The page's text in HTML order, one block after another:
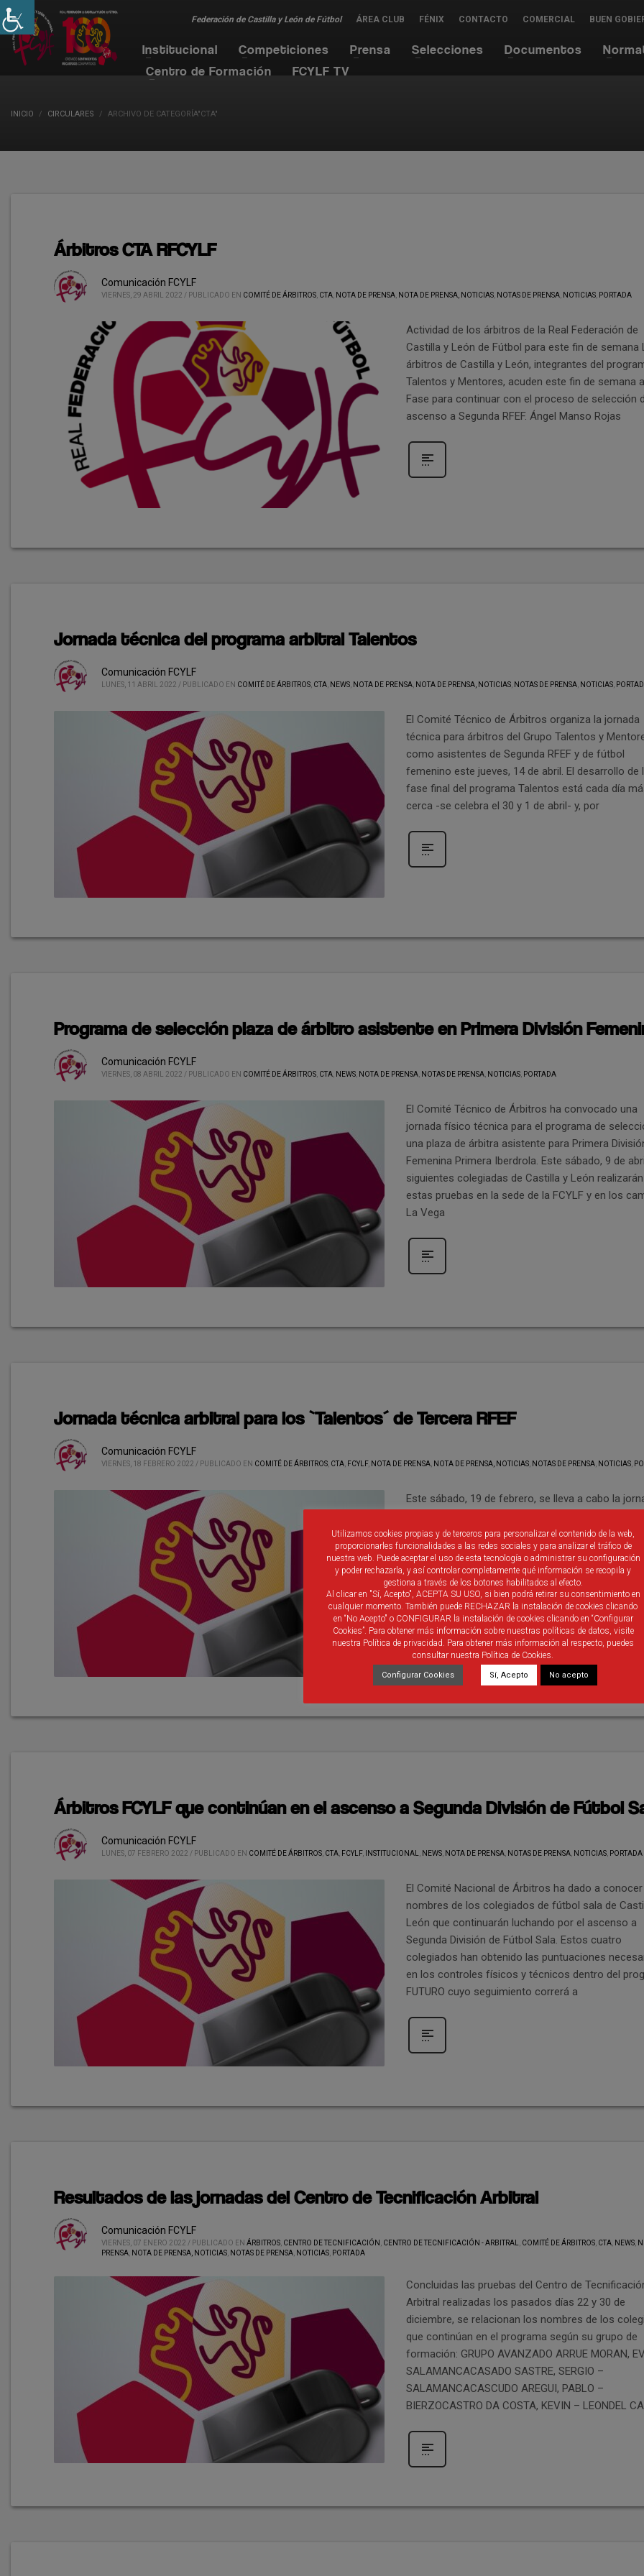
Federación de Castilla y León de Fútbol ÁREA CLUB FÉNIX CONTACTO COMERCIAL BUEN
Institucional Competiciones Prensa Selecciones Documentos
Centro de Formación
FCYLF TV
INICIO CIRCULARES ARCHIVO DE CATEGORÍA"CTA"
Árbitros CTA RFCYLF
Comunicación FCYLF
VIERNES, 29 ABRIL 2022 / PUBLICADO EN COMITÉ DE ÁRBITROS CTA NOTA DE PRENSA NOTA DE PRENSA, NOTICIAS NOTAS DE PRENSA NOTICIAS PORTADA
Actividad de los árbitros de la Real Federación de
Castilla y León de Fútbol para este fin de semana
árbitros de Castilla y León, integrantes del
Talentos y Mentores, acuden este fin de semana
Fase para continuar con el proceso de selección
ascenso a Segunda RFEF. Ángel Manso Rojas
Jornada técnica del programa arbitral Talentos
Comunicación FCYLF
LUNES, 11 ABRIL 2022 / PUBLICADO EN COMITÉ DE ÁRBITROS CTA NEWS NOTA DE PRENSA NOTA DE PRENSA, NOTICIAS NOTAS DE PRENSA NOTICIAS
El Comité Técnico de Árbitros organiza la jornada
técnica para árbitros del Grupo Talentos y
como asistentes de Segunda RFEF y de fútbol
femenino este jueves, 14 de abril. El desarrollo de
fase final del programa Talentos está cada día
cerca -se celebra el 30 y 1 de abril- y, por
Programa de selección plaza de árbitro asistente en Primera División
Comunicación FCYLF
VIERNES, 08 ABRIL 2022 / PUBLICADO EN COMITÉ DE ÁRBITROS CTA NEWS NOTA DE PRENSA NOTAS DE PRENSA NOTICIAS PORTADA
El Comité Técnico de Árbitros ha convocado una
jornada físico técnica para el programa de
una plaza de árbitra asistente para Primera
Femenina Primera Iberdrola. Este sábado, 9 de
siguientes colegiadas de Castilla y León realizarán
estas pruebas en la sede de la FCYLF y en los
La Vega
Jornada técnica arbitral para los `Talentos´ de Tercera RFEF
Comunicación FCYLF
VIERNES, 18 FEBRERO 2022 / PUBLICADO EN COMITÉ DE ÁRBITROS CTA FCYLF, NOTA DE PRENSA NOTA DE PRENSA, NOTICIAS NOTAS DE PRENSA NOTICIAS
Este sábado, 19 de febrero, se lleva a cabo la
continúan con posibilidades de ascenso a Segunda
RFEF. A partir de las 9 horas de la mañana, una vez
completados los test físicos, los colegiados del
VIII pasarán pruebas de reglas de juego,
Árbitros FCYLF que continúan en el ascenso a Segunda División de Fútbol
Comunicación FCYLF
LUNES, 07 FEBRERO 2022 / PUBLICADO EN COMITÉ DE ÁRBITROS CTA FCYLF, INSTITUCIONAL NEWS NOTA DE PRENSA NOTAS DE PRENSA NOTICIAS PORTADA
El Comité Nacional de Árbitros ha dado a
nombres de los colegiados de fútbol sala de
León que continuarán luchando por el ascenso a
Segunda División de Fútbol Sala. Estos cuatro
colegiados han obtenido las puntuaciones
en los controles físicos y técnicos dentro del
FUTURO cuyo seguimiento correrá a
Resultados de las jornadas del Centro de Tecnificación Arbitral
Comunicación FCYLF
VIERNES, 07 ENERO 2022 / PUBLICADO EN ÁRBITROS CENTRO DE TECNIFICACIÓN CENTRO DE TECNIFICACIÓN - ARBITRAL COMITÉ DE ÁRBITROS CTA NEWS
PRENSA NOTA DE PRENSA, NOTICIAS NOTAS DE PRENSA NOTICIAS PORTADA
Concluidas las pruebas del Centro de
Arbitral realizadas los pasados días 22 y 30 de
diciembre, se relacionan los nombres de los
que continúan en el programa según su grupo de
formación: GRUPO AVANZADO ARRUE MORAN,
SALAMANCACASADO SASTRE, SERGIO –
SALAMANCACASCUDO AREGUI, PABLO –
BIERZOCASTRO DA COSTA, KEVIN – LEONDEL
Utilizamos cookies propias y de terceros para personalizar el contenido de la web,
proporcionarles funcionalidades a las redes sociales y para analizar el tráfico de
nuestra web. Puede aceptar el uso de esta tecnología o administrar su configuración
y poder rechazarla, y así controlar completamente qué información se recopila y
gestiona a través de los botones habilitados al efecto.
Al clicar en "Sí, Acepto", ACEPTA SU USO, si bien podrá retirar su consentimiento en
cualquier momento. También puede RECHAZAR la instalación de cookies clicando
en “No Acepto" o CONFIGURAR la instalación de cookies clicando en “Configurar
Cookies”. Para obtener más información sobre nuestras políticas de datos, visite
nuestra Política de privacidad. Para obtener más información al respecto, puedes
consultar nuestra Política de Cookies.
Configurar Cookies Sí, Acepto No acepto